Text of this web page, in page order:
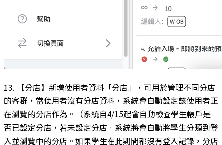
13. 【分店】新增使用者資料「分店」，可用於管理不同分店
的客群，當使用者沒有分店資料，系統會自動設定該使用者正
在瀏覽的分店作為。（系統自4/15起會自動檢查學生帳戶是
否已設定分店，若未設定分店，系統將會自動將學生分類到登
入並瀏覽中的分店。如果學生在此期間都沒有登入記錄，分店